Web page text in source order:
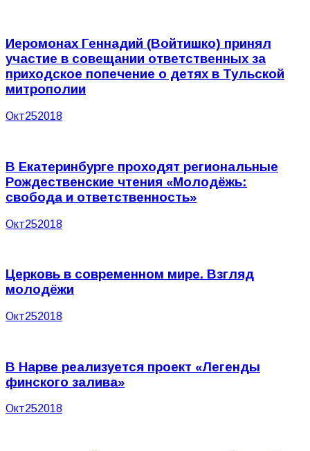
Иеромонах Геннадий (Войтишко) принял
участие в совещании ответственных за
приходское попечение о детях в Тульской
митрополии
Окт252018
В Екатеринбурге проходят региональные
Рождественские чтения «Молодёжь:
свобода и ответственность»
Окт252018
Церковь в современном мире. Взгляд
молодёжи
Окт252018
В Нарве реализуется проект «Легенды
финского залива»
Окт252018